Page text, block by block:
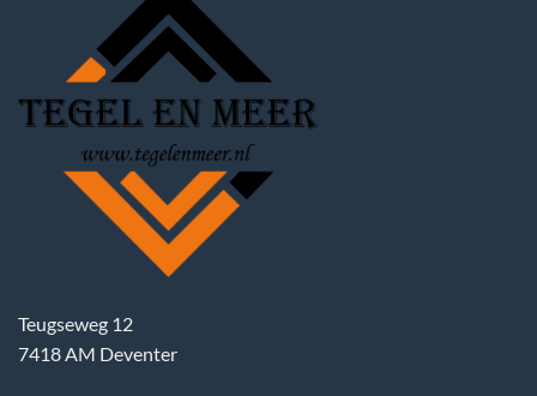
Teugseweg 12
7418 AM Deventer